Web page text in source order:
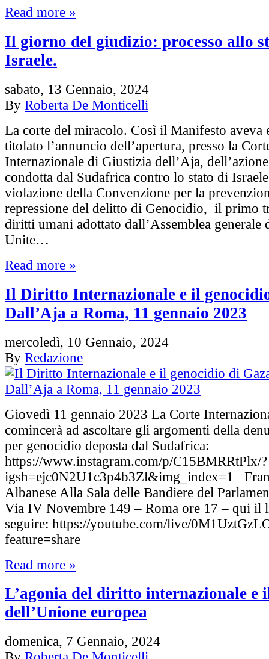
Read more »
Il giorno del giudizio: processo allo
Israele.
sabato, 13 Gennaio, 2024
By Roberta De Monticelli
La corte del miracolo. Così il Manifesto aveva
titolato l’annuncio dell’apertura, presso la
Internazionale di Giustizia dell’Aja,
condotta dal Sudafrica contro lo stato di
violazione della Convenzione per la
repressione del delitto di Genocidio, il primo
diritti umani adottato dall’Assemblea generale
Unite…
Read more »
Il Diritto Internazionale e il
Dall’Aja a Roma, 11 gennaio 2023
mercoledì, 10 Gennaio, 2024
By Redazione
Giovedì 11 gennaio 2023 La Corte
comincerà ad ascoltare gli argomenti della
per genocidio deposta dal Sudafrica:
https://www.instagram.com/p/C15BMRRtPlx/?
igsh=ejc0N2U1c3p4b3Zl&img_index=1
Albanese Alla Sala delle Bandiere del
Via IV Novembre 149 – Roma ore 17 – qui il
seguire: https://youtube.com/live/
feature=share
Read more »
L’agonia del diritto internazionale e
dell’Unione europea
domenica, 7 Gennaio, 2024